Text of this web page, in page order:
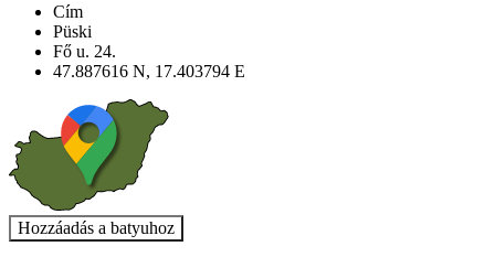
Cím
Püski
Fő u. 24.
47.887616 N, 17.403794 E